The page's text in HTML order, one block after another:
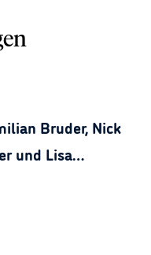
Bruder, Nick
und Lisa